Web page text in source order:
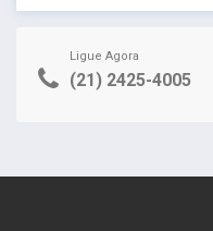
Ligue Agora
(21) 2425-4005